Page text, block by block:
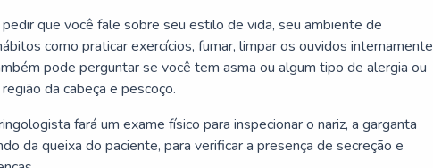
que você fale sobre seu estilo de vida, seu ambiente de
como praticar exercícios, fumar, limpar os ouvidos internamente
pode perguntar se você tem asma ou algum tipo de alergia ou
da cabeça e pescoço.
fará um exame físico para inspecionar o nariz, a garganta
da queixa do paciente, para verificar a presença de secreção e